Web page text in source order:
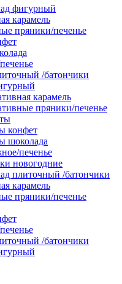
фигурный
карамель
пряники/печенье
/батончики
карамель
пряники/печенье
конфет
шоколада
печенье
новогодние
плиточный /батончики
карамель
пряники/печенье
/батончики